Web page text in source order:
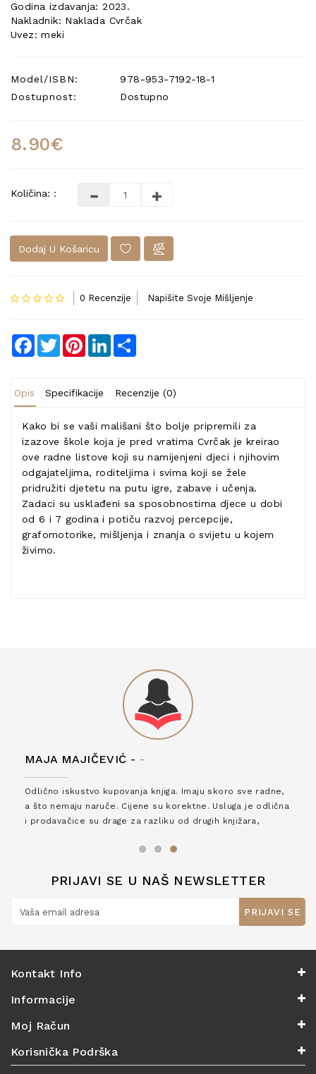
Godina izdavanja: 2023.
Nakladnik: Naklada Cvrčak
Uvez: meki
Model/ISBN:
978-953-7192-18-1
Dostupnost:
Dostupno
8.90€
Količina: :
Dodaj U Košaricu
0 Recenzije Napišite Svoje Mišljenje
Facebook
TwitterPinterestLinkedIn
Opis Specifikacije Recenzije (0)
Kako bi se vaši mališani što bolje pripremili za
izazove škole koja je pred vratima Cvrčak je kreirao
ove radne listove koji su namijenjeni djeci i njihovim
odgajateljima, roditeljima i svima koji se žele
pridružiti djetetu na putu igre, zabave i učenja.
Zadaci su usklađeni sa sposobnostima djece u dobi
od 6 i 7 godina i potiču razvoj percepcije,
grafomotorike, mišljenja i znanja o svijetu u kojem
živimo.
MAJA MAJIČEVIĆ - -
Odlično iskustvo kupovanja knjiga. Imaju skoro sve radne,
a što nemaju naruče. Cijene su korektne. Usluga je odlična
i prodavačice su drage za razliku od drugih knjižara,
PRIJAVI SE U NAŠ NEWSLETTER
PRIJAVI SE
Kontakt Info
Informacije
Moj Račun
Korisnička Podrška